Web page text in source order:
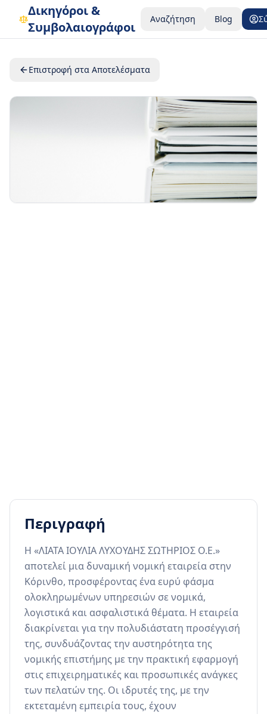
Δικηγόροι &
Συμβολαιογράφοι
Αναζήτηση Blog
Επιστροφή στα Αποτελέσματα
Περιγραφή
Η «ΛΙΑΤΑ ΙΟΥΛΙΑ ΛΥΧΟΥΔΗΣ ΣΩΤΗΡΙΟΣ Ο.Ε.»
αποτελεί μια δυναμική νομική εταιρεία στην
Κόρινθο, προσφέροντας ένα ευρύ φάσμα
ολοκληρωμένων υπηρεσιών σε νομικά,
λογιστικά και ασφαλιστικά θέματα. Η εταιρεία
διακρίνεται για την πολυδιάστατη προσέγγισή
της, συνδυάζοντας την αυστηρότητα της
νομικής επιστήμης με την πρακτική εφαρμογή
στις επιχειρηματικές και προσωπικές ανάγκες
των πελατών της. Οι ιδρυτές της, με την
εκτεταμένη εμπειρία τους, έχουν